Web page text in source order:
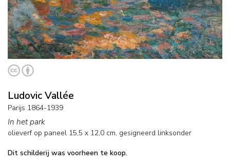
Ludovic Vallée
Parijs 1864-1939
In het park
olieverf op paneel 15,5 x 12,0 cm, gesigneerd linksonder
Dit schilderij was voorheen te koop.